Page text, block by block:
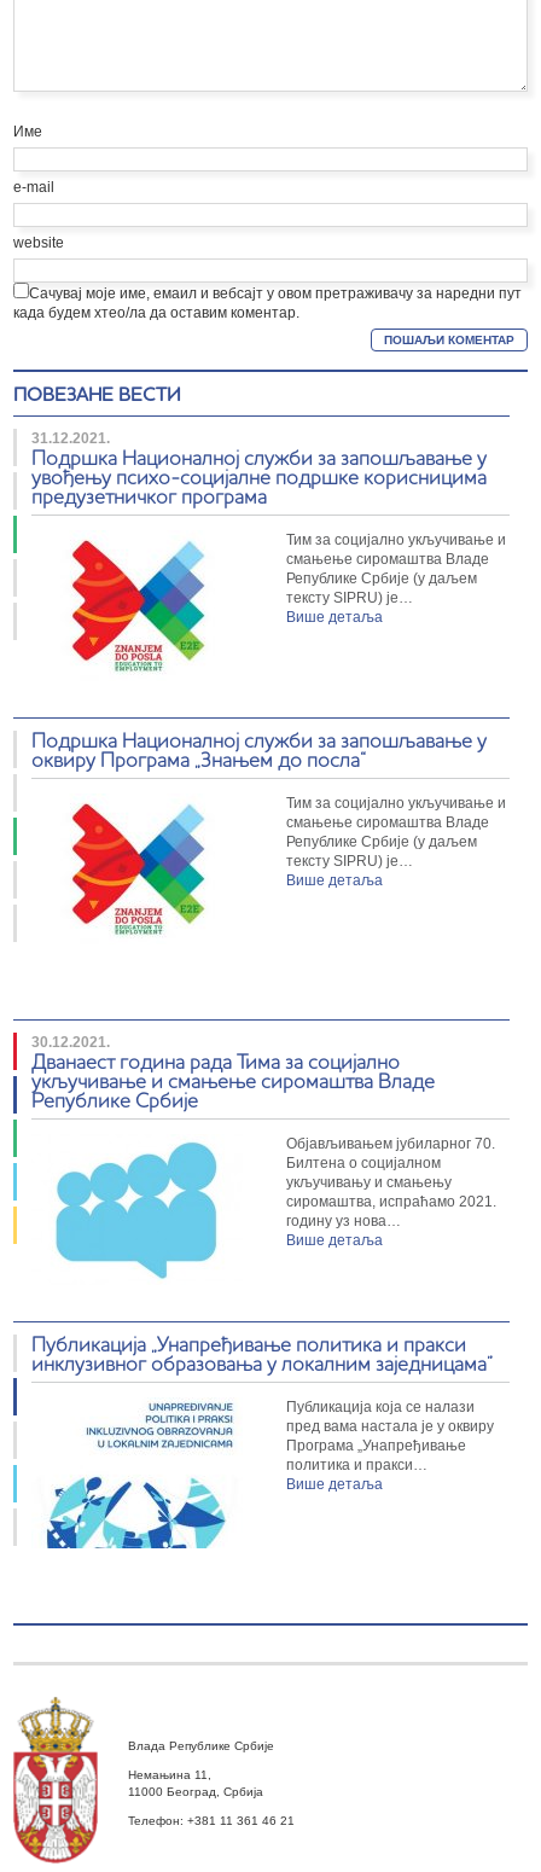
Име
e-mail
website
Сачувај моје име, емаил и вебсајт у овом претраживачу за наредни пут
када будем хтео/ла да оставим коментар.
ПОВЕЗАНЕ ВЕСТИ
31.12.2021.
Подршка Националној служби за запошљавање у
увођењу психо-социјалне подршке корисницима
предузетничког програма
Тим за социјално укључивање и
смањење сиромаштва Владе
Републике Србије (у даљем
тексту SIPRU) је…
Више детаља
Подршка Националној служби за запошљавање у
оквиру Програма „Знањем до посла“
Тим за социјално укључивање и
смањење сиромаштва Владе
Републике Србије (у даљем
тексту SIPRU) је…
Више детаља
30.12.2021.
Дванаест година рада Тима за социјално
укључивање и смањење сиромаштва Владе
Републике Србије
Објављивањем јубиларног 70.
Билтена о социјалном
укључивању и смањењу
сиромаштва, испраћамо 2021.
годину уз нова…
Више детаља
Публикација „Унапређивање политика и пракси
инклузивног образовања у локалним заједницама”
Публикација која се налази
пред вама настала је у оквиру
Програма „Унапређивање
политика и пракси…
Више детаља
Влада Републике Србије
Немањина 11,
11000 Београд, Србија
Телефон: +381 11 361 46 21